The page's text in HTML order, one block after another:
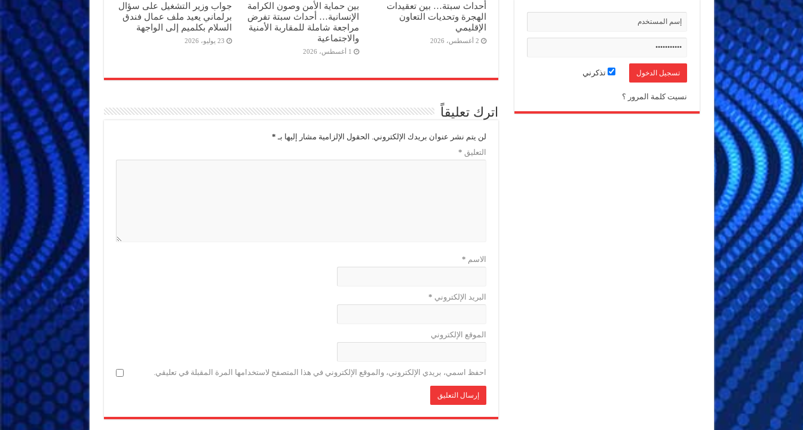
أحداث سبتة… بين تعقيدات
الهجرة وتحديات التعاون
الإقليمي
2 أغسطس، 2026
بين حماية الأمن وصون الكرامة
الإنسانية… أحداث سبتة تفرض
مراجعة شاملة للمقاربة الأمنية
والاجتماعية
1 أغسطس، 2026
جواب وزير التشغيل على سؤال
برلماني يعيد ملف عمال فندق
السلام بكلميم إلى الواجهة
23 يوليو، 2026
اترك تعليقاً
لن يتم نشر عنوان بريدك الإلكتروني. الحقول الإلزامية مشار إليها بـ *
التعليق *
الاسم *
البريد الإلكتروني *
الموقع الإلكتروني
احفظ اسمي، بريدي الإلكتروني، والموقع الإلكتروني في هذا المتصفح لاستخدامها المرة المقبلة في تعليقي.
تذكرني
نسيت كلمة المرور ؟